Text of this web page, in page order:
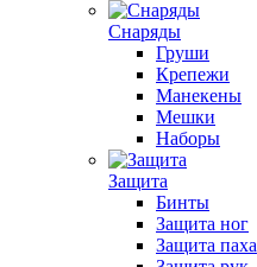
Снаряды
Груши
Крепежи
Манекены
Мешки
Наборы
Защита
Бинты
Защита ног
Защита паха